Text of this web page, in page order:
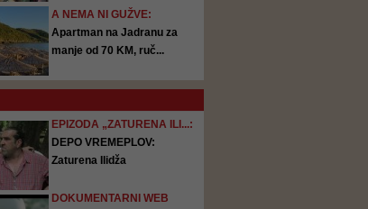
A NEMA NI GUŽVE:
Apartman na Jadranu za
manje od 70 KM, ruč...
EPIZODA „ZATURENA ILI...:
DEPO VREMEPLOV:
Zaturena Ilidža
DOKUMENTARNI WEB